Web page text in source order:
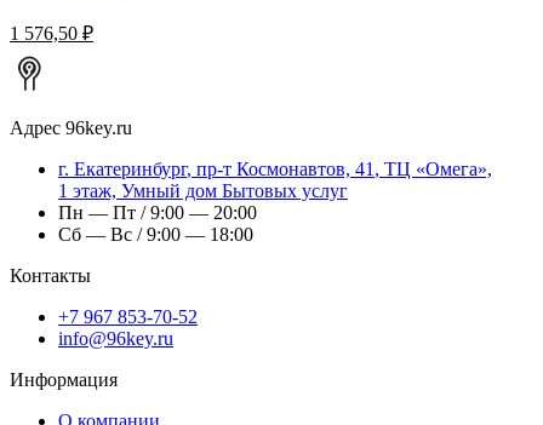
1 576,50 ₽
Адрес 96key.ru
г. Екатеринбург, пр-т Космонавтов, 41, ТЦ «Омега»,
1 этаж, Умный дом Бытовых услуг
Пн — Пт / 9:00 — 20:00
Сб — Вс / 9:00 — 18:00
Контакты
+7 967 853-70-52
info@96key.ru
Информация